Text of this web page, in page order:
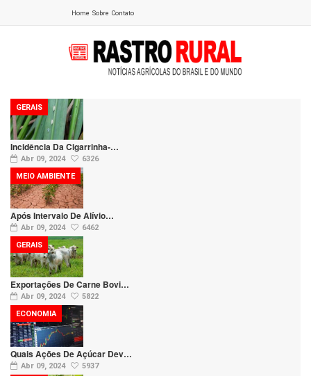
Home Sobre Contato
Incidência Da Cigarrinha-…
Abr 09, 2024 6326
GERAIS
Após Intervalo De Alívio…
Abr 09, 2024 6462
MEIO AMBIENTE
Exportações De Carne Bovi…
Abr 09, 2024 5822
GERAIS
Quais Ações De Açúcar Dev…
Abr 09, 2024 5937
ECONOMIA